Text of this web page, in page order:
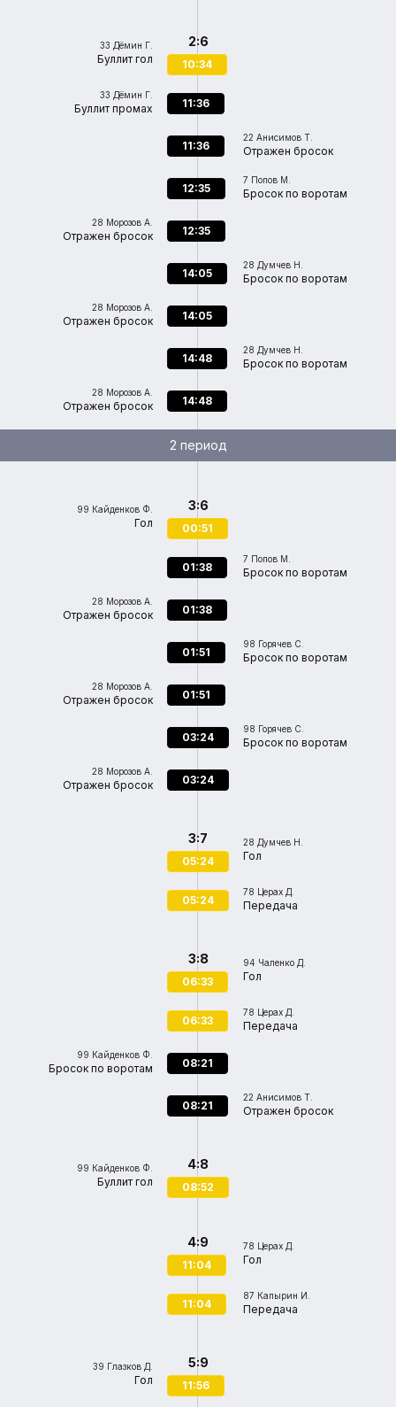
33 Дёмин Г.
Буллит гол
2:6
10:34
33 Дёмин Г.
Буллит промах 11:36
22 Анисимов Т.
Отражен бросок
11:36
7 Попов М.
Бросок по воротам
12:35
28 Морозов А.
Отражен бросок 12:35
28 Думчев Н.
Бросок по воротам
14:05
28 Морозов А.
Отражен бросок 14:05
28 Думчев Н.
Бросок по воротам
14:48
28 Морозов А.
Отражен бросок 14:48
2 период
99 Кайденков Ф.
Гол
3:6
00:51
7 Попов М.
Бросок по воротам
01:38
28 Морозов А.
Отражен бросок 01:38
98 Горячев С.
Бросок по воротам
01:51
28 Морозов А.
Отражен бросок 01:51
98 Горячев С.
Бросок по воротам
03:24
28 Морозов А.
Отражен бросок 03:24
28 Думчев Н.
Гол
3:7
05:24
78 Церах Д.
Передача
05:24
94 Чаленко Д.
Гол
3:8
06:33
78 Церах Д.
Передача
06:33
99 Кайденков Ф.
Бросок по воротам 08:21
22 Анисимов Т.
Отражен бросок
08:21
99 Кайденков Ф.
Буллит гол
4:8
08:52
78 Церах Д.
Гол
4:9
11:04
87 Капырин И.
Передача
11:04
39 Глазков Д.
Гол
5:9
11:56